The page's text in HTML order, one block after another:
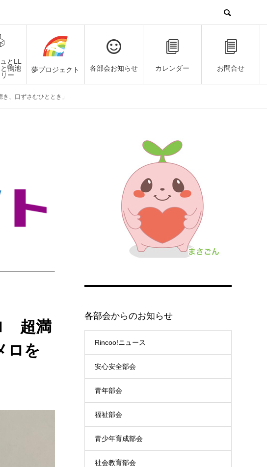
とLL
鴨池
ー
夢プロジェクト 各部会お知らせ カレンダー お問合せ
、口ずさむひととき」
超満
ロを
各部会からのお知らせ
Rincoo!ニュース
安心安全部会
青年部会
福祉部会
青少年育成部会
社会教育部会